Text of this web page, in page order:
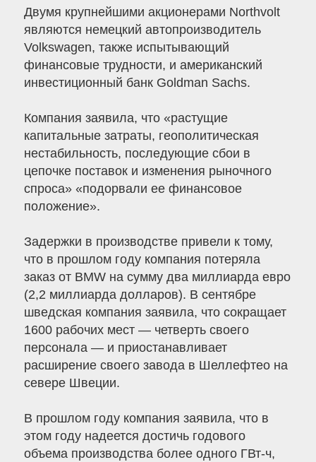
Двумя крупнейшими акционерами Northvolt
являются немецкий автопроизводитель
Volkswagen, также испытывающий
финансовые трудности, и американский
инвестиционный банк Goldman Sachs.
Компания заявила, что «растущие
капитальные затраты, геополитическая
нестабильность, последующие сбои в
цепочке поставок и изменения рыночного
спроса» «подорвали ее финансовое
положение».
Задержки в производстве привели к тому,
что в прошлом году компания потеряла
заказ от BMW на сумму два миллиарда евро
(2,2 миллиарда долларов). В сентябре
шведская компания заявила, что сокращает
1600 рабочих мест — четверть своего
персонала — и приостанавливает
расширение своего завода в Шеллефтео на
севере Швеции.
В прошлом году компания заявила, что в
этом году надеется достичь годового
объема производства более одного ГВт-ч,